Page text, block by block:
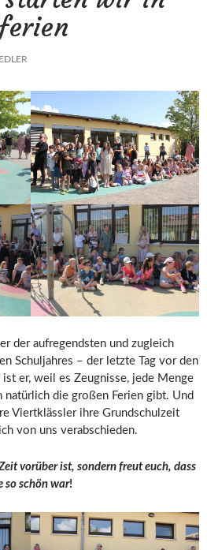
der aufregendsten und zugleich
Schuljahres – der letzte Tag vor den
er, weil es Zeugnisse, jede Menge
natürlich die großen Ferien gibt. Und
Viertklässler ihre Grundschulzeit
von uns verabschieden.
vorüber ist, sondern freut euch, dass
so schön war!